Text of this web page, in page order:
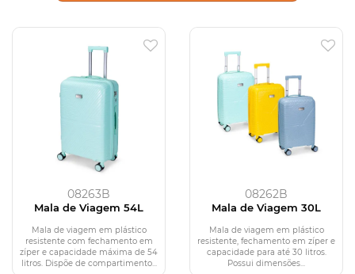
08263B
Mala de Viagem 54L
Mala de viagem em plástico
resistente com fechamento em
zíper e capacidade máxima de 54
litros. Dispõe de compartimento...
08262B
Mala de Viagem 30L
Mala de viagem em plástico
resistente, fechamento em zíper e
capacidade para até 30 litros.
Possui dimensões...